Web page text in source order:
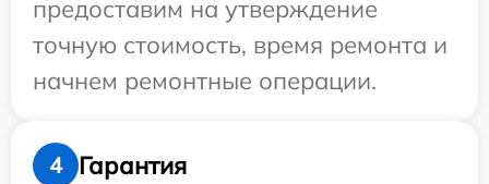
предоставим на утверждение
точную стоимость, время ремонта и
начнем ремонтные операции.
4
Гарантия